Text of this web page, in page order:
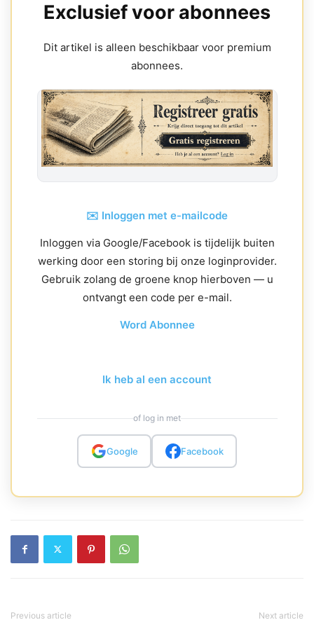
Exclusief voor abonnees
Dit artikel is alleen beschikbaar voor premium
abonnees.
✉️ Inloggen met e-mailcode
Inloggen via Google/Facebook is tijdelijk buiten
werking door een storing bij onze loginprovider.
Gebruik zolang de groene knop hierboven — u
ontvangt een code per e-mail.
Word Abonnee
Ik heb al een account
of log in met
Google Facebook
Previous article Next article